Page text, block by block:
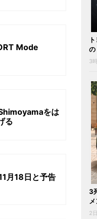
Mode
をは
る
月18日と予告
の
3
3
2